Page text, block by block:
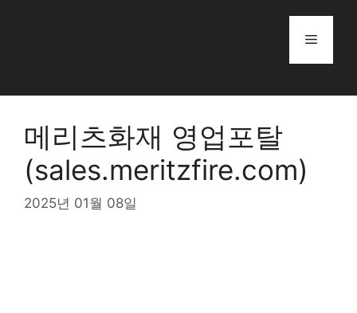
Menu
메리츠화재 영업포탈
(sales.meritzfire.com)
2025년 01월 08일